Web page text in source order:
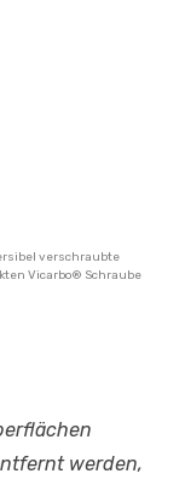
verschraubte
Vicarbo® Schraube
werden,